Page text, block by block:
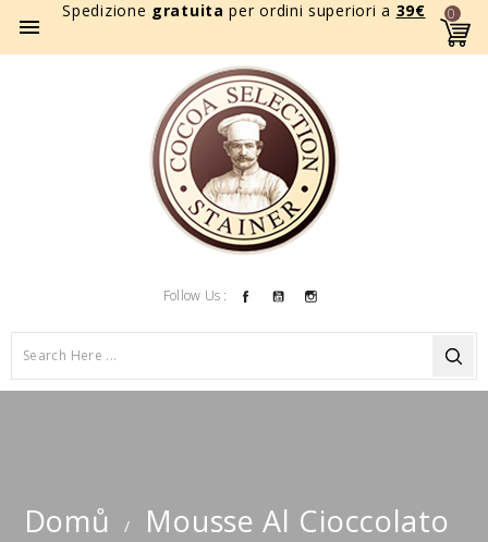
Spedizione gratuita per ordini superiori a 39€

0
Follow Us : FacebookYouTube
Domů Mousse Al Cioccolato